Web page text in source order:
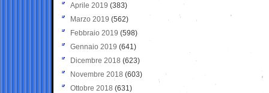
Aprile 2019 (383)
Marzo 2019 (562)
Febbraio 2019 (598)
Gennaio 2019 (641)
Dicembre 2018 (623)
Novembre 2018 (603)
Ottobre 2018 (631)